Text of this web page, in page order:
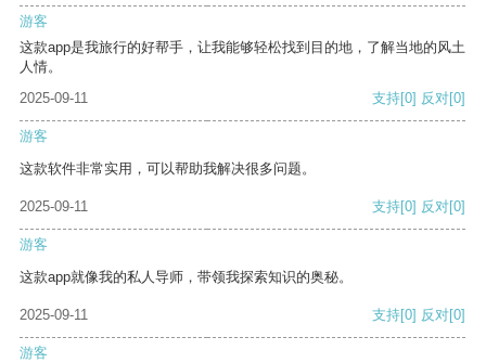
游客
这款app是我旅行的好帮手，让我能够轻松找到目的地，了解当地的风土
人情。
2025-09-11
支持[0] 反对[0]
游客
这款软件非常实用，可以帮助我解决很多问题。
2025-09-11 支持[0] 反对[0]
游客
这款app就像我的私人导师，带领我探索知识的奥秘。
2025-09-11 支持[0] 反对[0]
游客